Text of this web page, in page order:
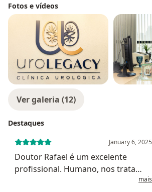
Fotos e vídeos
Ver galeria (12)
Destaques
January 6, 2025
Doutor Rafael é um excelente
profissional. Humano, nos trata
mais